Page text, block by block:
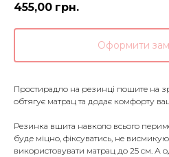
455,00 грн.
Оформити
Простирадло на резинці пошите на
обтягує матрац та додає комфорту
Резинка вшита навколо всього
буде міцно, фіксуватись, не
використовувати матрац до 25 см. А